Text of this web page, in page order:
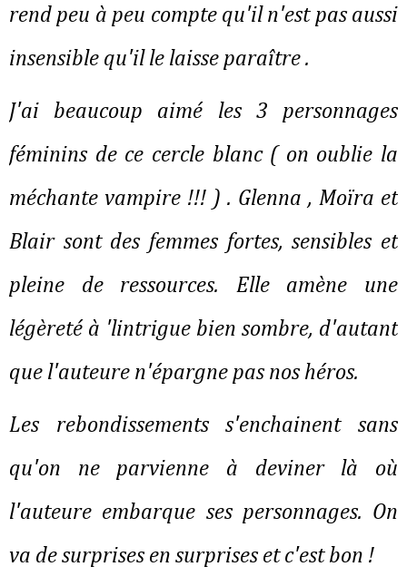
rend peu à peu compte qu'il n'est pas aussi
insensible qu'il le laisse paraître .
J'ai beaucoup aimé les 3 personnages
féminins de ce cercle blanc ( on oublie la
méchante vampire !!! ) . Glenna , Moïra et
Blair sont des femmes fortes, sensibles et
pleine de ressources. Elle amène une
légèreté à 'lintrigue bien sombre, d'autant
que l'auteure n'épargne pas nos héros.
Les rebondissements s'enchainent sans
qu'on ne parvienne à deviner là où
l'auteure embarque ses personnages. On
va de surprises en surprises et c'est bon !